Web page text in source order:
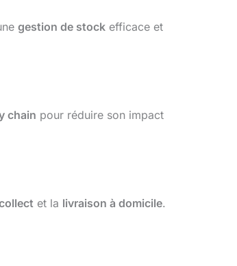
gestion de stock efficace et
chain pour réduire son impact
et la livraison à domicile.